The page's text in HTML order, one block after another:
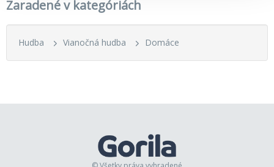
Zaradené v kategóriách
Hudba Vianočná hudba Domáce